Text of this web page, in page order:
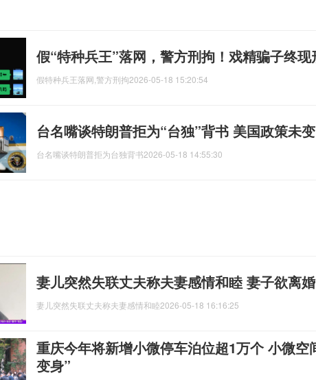
假“特种兵王”落网，警方刑拘！戏精骗子终现
假特种兵王落网,警方刑拘2026-05-18 15:20:54
台名嘴谈特朗普拒为“台独”背书 美国政策未变
台名嘴谈特朗普拒为台独背书2026-05-18 14:55:30
妻儿突然失联丈夫称夫妻感情和睦 妻子欲离
妻儿突然失联丈夫称夫妻感情和睦2026-05-18 16:16:25
重庆今年将新增小微停车泊位超1万个 小微空
变身”